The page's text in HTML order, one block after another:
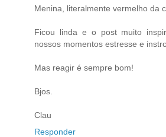
Menina, literalmente vermelho da
Ficou linda e o post muito
nossos momentos estresse e
Mas reagir é sempre bom!
Bjos.
Clau
Responder